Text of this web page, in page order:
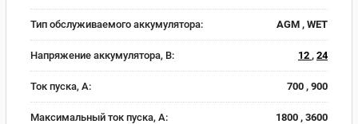
Тип обслуживаемого аккумулятора: AGM , WET
Напряжение аккумулятора, В: 12 , 24
Ток пуска, А: 700 , 900
Максимальный ток пуска, А: 1800 , 3600